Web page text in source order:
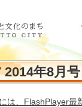
年8月号